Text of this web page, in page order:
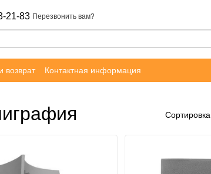
21-83 Перезвонить вам?
возврат Контактная информация